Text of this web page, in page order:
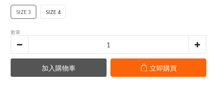
SIZE 3 SIZE 4
數量
加入購物車 立即購買